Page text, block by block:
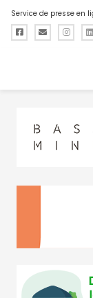
Service de presse en